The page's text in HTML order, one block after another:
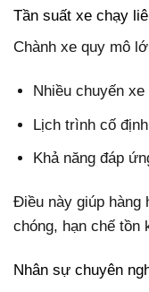
Tần suất xe chạy
Chành xe quy mô
Nhiều chuyến
Lịch trình cố định
Khả năng đáp
Điều này giúp hàng
chóng, hạn chế tồn
Nhân sự chuyên